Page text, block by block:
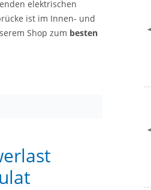
elektrischen
ist im Innen- und
Shop zum besten